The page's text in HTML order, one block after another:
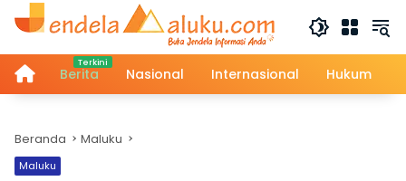
Langsung
HomeBerita Nasional Internasional Hukum
Beranda Maluku
Maluku